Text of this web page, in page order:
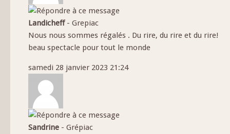
Landicheff- Grepiac
Nous nous sommes régalés . Du rire, du rire et du rire!
beau spectacle pour tout le monde
samedi 28 janvier 2023 21:24
Sandrine - Grépiac